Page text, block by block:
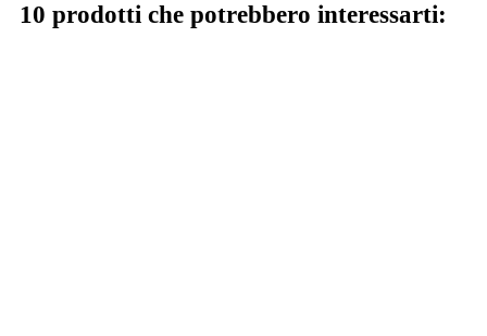
10 prodotti che potrebbero interessarti: